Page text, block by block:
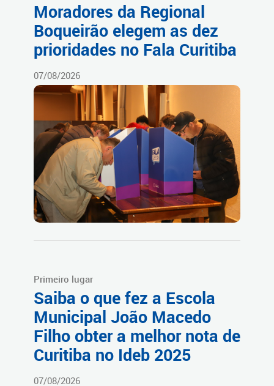
Moradores da Regional
Boqueirão elegem as dez
prioridades no Fala Curitiba
07/08/2026
Primeiro lugar
Saiba o que fez a Escola
Municipal João Macedo
Filho obter a melhor nota de
Curitiba no Ideb 2025
07/08/2026